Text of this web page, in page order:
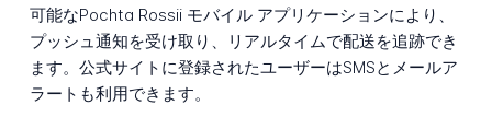
可能なPochta Rossii モバイル アプリケーションにより、
プッシュ通知を受け取り、リアルタイムで配送を追跡でき
ます。公式サイトに登録されたユーザーはSMSとメールア
ラートも利用できます。